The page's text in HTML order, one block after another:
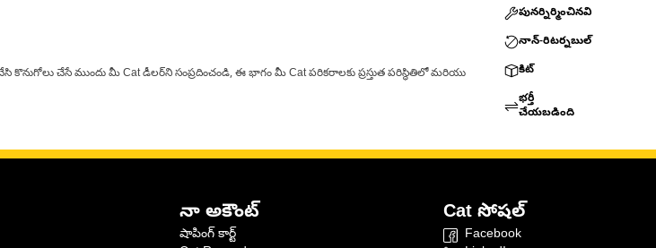
చేసే ముందు మీ Cat డీలర్‌ని సంప్రదించండి, ఈ భాగం మీ Cat పరికరాలకు ప్రస్తుత పరిస్థితిలో మరియు
పునర్నిర్మించినవి
నాన్-రిటర్నబుల్
కిట్
భర్తీ
చేయబడింది
నా అకౌంట్
షాపింగ్ కార్ట్
Cat సోషల్
Facebook